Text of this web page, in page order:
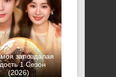
запоздалая
1 Сезон
(2026)